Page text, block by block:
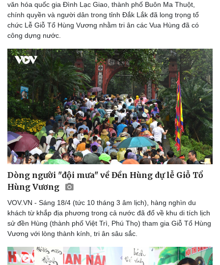
văn hóa quốc gia Đình Lạc Giao, thành phố Buôn Ma Thuột,
chính quyền và người dân trong tỉnh Đắk Lắk đã long trọng tổ
chức Lễ Giỗ Tổ Hùng Vương nhằm tri ân các Vua Hùng đã có
công dựng nước.
Dòng người "đội mưa" về Đền Hùng dự lễ Giỗ Tổ
Hùng Vương
VOV.VN - Sáng 18/4 (tức 10 tháng 3 âm lịch), hàng nghìn du
khách từ khắp địa phương trong cả nước đã đổ về khu di tích lịch
sử đền Hùng (thành phố Việt Trì, Phú Thọ) tham gia Giỗ Tổ Hùng
Vương với lòng thành kính, tri ân sâu sắc.